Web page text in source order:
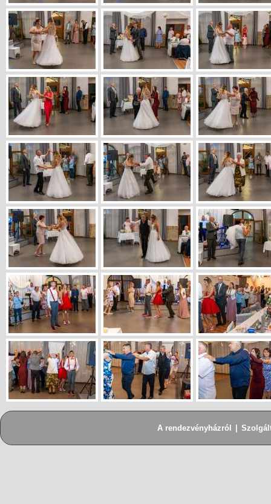
A rendezvényházról |